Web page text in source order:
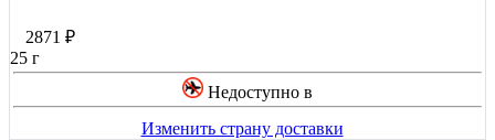
2871 ₽
25 г
Недоступно в
Изменить страну доставки